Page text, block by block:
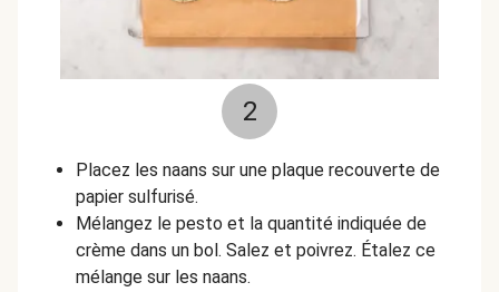
2
Placez les naans sur une plaque recouverte de
papier sulfurisé.
Mélangez le pesto et la quantité indiquée de
crème dans un bol. Salez et poivrez. Étalez ce
mélange sur les naans.